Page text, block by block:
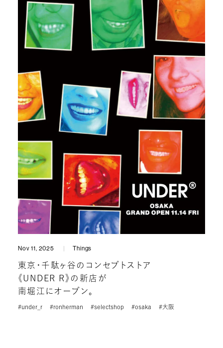
Nov 11, 2025 Things
東京・千駄ヶ谷のコンセプトストア
《UNDER R》の新店が
南堀江にオープン。
#under_r #ronherman #selectshop #osaka #大阪